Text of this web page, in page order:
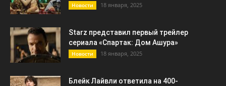
Новости 18 января, 2025
Starz представил первый трейлер
сериала «Спартак: Дом Ашура»
Новости 18 января, 2025
Блейк Лайвли ответила на 400-